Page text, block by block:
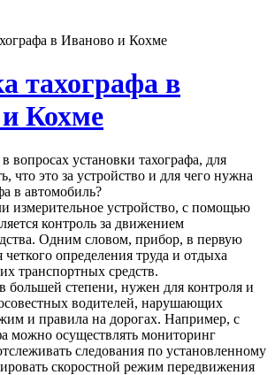
в Иваново и Кохме
тахографа в
Кохме
вопросах установки тахографа, для
что это за устройство и для чего нужна
в автомобиль?
измерительное устройство, с помощью
контроль за движением
Одним словом, прибор, в первую
определения труда и отдыха
транспортных средств.
большей степени, нужен для контроля и
водителей, нарушающих
и правила на дорогах. Например, с
можно осуществлять мониторинг
следования по установленному
скоростной режим передвижения